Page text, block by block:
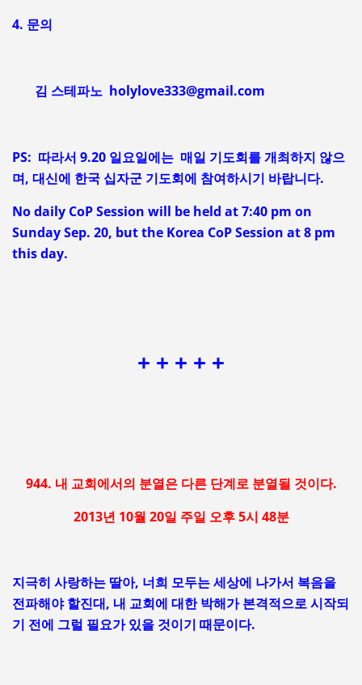
4. 문의
김 스테파노 holylove333@gmail.com
PS: 따라서 9.20 일요일에는 매일 기도회를 개최하지 않으
며, 대신에 한국 십자군 기도회에 참여하시기 바랍니다.
No daily CoP Session will be held at 7:40 pm on
Sunday Sep. 20, but the Korea CoP Session at 8 pm
this day.
+ + + + +
944. 내 교회에서의 분열은 다른 단계로 분열될 것이다.
2013년 10월 20일 주일 오후 5시 48분
지극히 사랑하는 딸아, 너희 모두는 세상에 나가서 복음을
전파해야 할진대, 내 교회에 대한 박해가 본격적으로 시작되
기 전에 그럴 필요가 있을 것이기 때문이다.